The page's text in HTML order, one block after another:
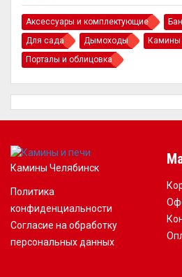
Аксессуары и комплектующие
Для сада
Дымоходы Камины
Порталы и облицовка
Камины Челябинск
Политика
конфиденциальности
Согласие на обработку
персональных данных